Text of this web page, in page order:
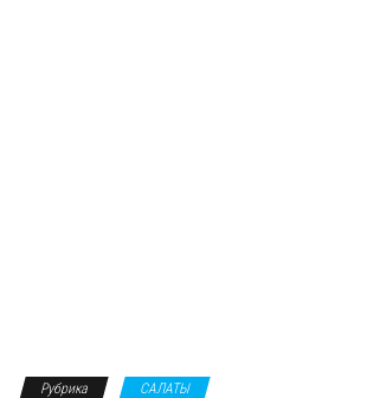
Рубрика САЛАТЫ